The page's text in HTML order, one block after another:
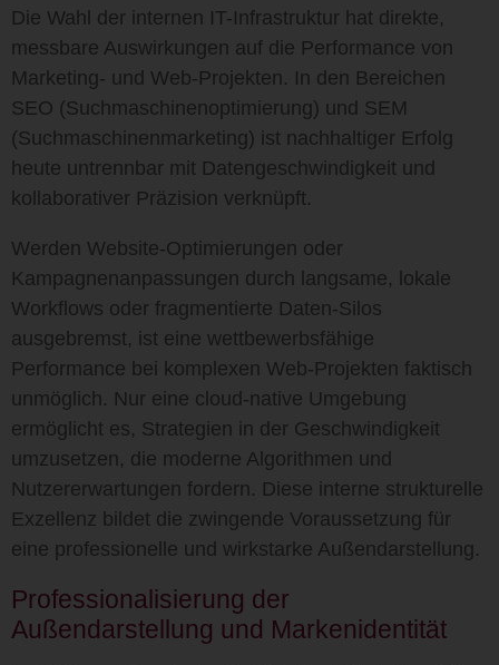
Die Wahl der internen IT-Infrastruktur hat direkte,
messbare Auswirkungen auf die Performance von
Marketing- und Web-Projekten. In den Bereichen
SEO (Suchmaschinenoptimierung) und SEM
(Suchmaschinenmarketing) ist nachhaltiger Erfolg
heute untrennbar mit Datengeschwindigkeit und
kollaborativer Präzision verknüpft.
Werden Website-Optimierungen oder
Kampagnenanpassungen durch langsame, lokale
Workflows oder fragmentierte Daten-Silos
ausgebremst, ist eine wettbewerbsfähige
Performance bei komplexen Web-Projekten faktisch
unmöglich. Nur eine cloud-native Umgebung
ermöglicht es, Strategien in der Geschwindigkeit
umzusetzen, die moderne Algorithmen und
Nutzererwartungen fordern. Diese interne strukturelle
Exzellenz bildet die zwingende Voraussetzung für
eine professionelle und wirkstarke Außendarstellung.
Professionalisierung der
Außendarstellung und Markenidentität